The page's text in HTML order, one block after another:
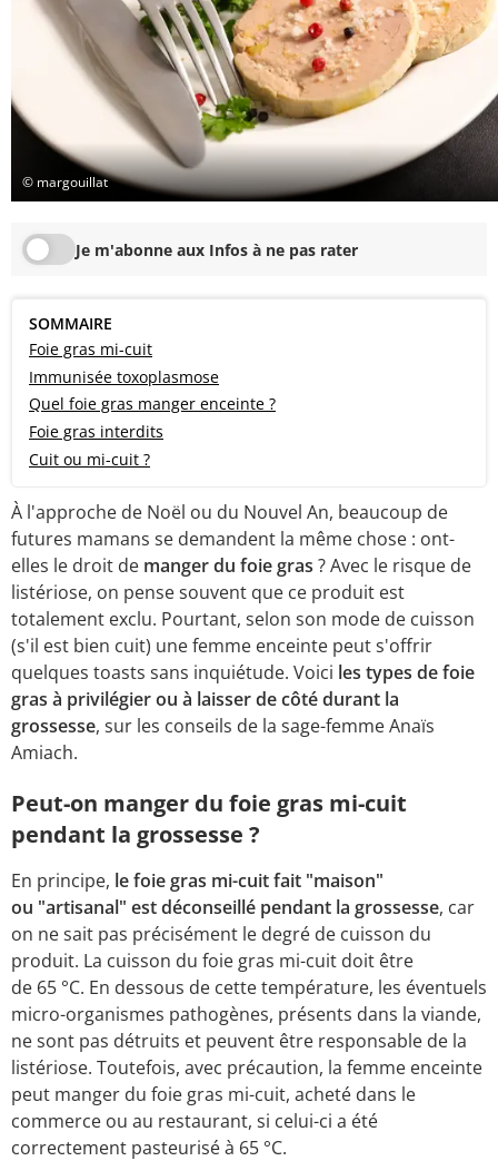
© margouillat
Je m'abonne aux Infos à ne pas rater
SOMMAIRE
Foie gras mi-cuit
Immunisée toxoplasmose
Quel foie gras manger enceinte ?
Foie gras interdits
Cuit ou mi-cuit ?
À l'approche de Noël ou du Nouvel An, beaucoup de
futures mamans se demandent la même chose : ont-
elles le droit de manger du foie gras ? Avec le risque de
listériose, on pense souvent que ce produit est
totalement exclu. Pourtant, selon son mode de cuisson
(s'il est bien cuit) une femme enceinte peut s'offrir
quelques toasts sans inquiétude. Voici les types de foie
gras à privilégier ou à laisser de côté durant la
grossesse, sur les conseils de la sage-femme Anaïs
Amiach.
Peut-on manger du foie gras mi-cuit
pendant la grossesse ?
En principe, le foie gras mi-cuit fait "maison"
ou "artisanal" est déconseillé pendant la grossesse, car
on ne sait pas précisément le degré de cuisson du
produit. La cuisson du foie gras mi-cuit doit être
de 65 °C. En dessous de cette température, les éventuels
micro-organismes pathogènes, présents dans la viande,
ne sont pas détruits et peuvent être responsable de la
listériose. Toutefois, avec précaution, la femme enceinte
peut manger du foie gras mi-cuit, acheté dans le
commerce ou au restaurant, si celui-ci a été
correctement pasteurisé à 65 °C.